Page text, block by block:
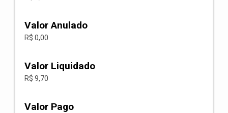
Valor Anulado
R$ 0,00
Valor Liquidado
R$ 9,70
Valor Pago